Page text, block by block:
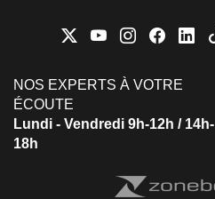
NOS EXPERTS À VOTRE
ÉCOUTE
Lundi - Vendredi 9h-12h / 14h-
18h